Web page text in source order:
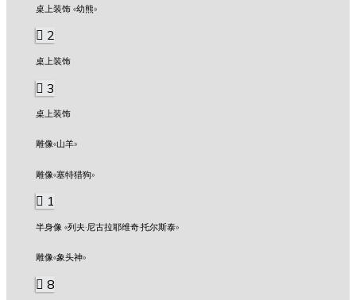
桌上装饰 «幼熊»
2
桌上装饰
3
桌上装饰
雕像«山羊»
雕像«塞特猎狗»
1
半身像 «列夫·尼古拉耶维奇·托尔斯泰»
雕像«象头神»
8